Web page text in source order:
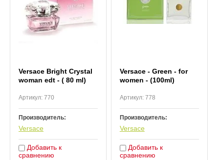
Versace Bright Crystal
woman edt - ( 80 ml)
Артикул: 770
Производитель:
Versace
Добавить к
сравнению
Versace - Green - for
women - (100ml)
Артикул:778
Производитель:
Versace
Добавить к
сравнению